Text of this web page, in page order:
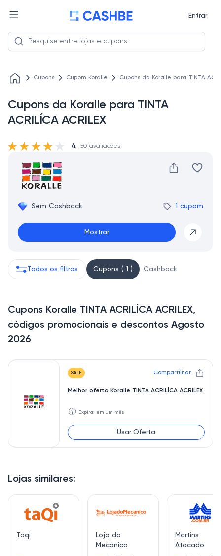
Entrar
Cupons Cupom Koralle Cupons da Koralle para TINTA
Cupons da Koralle para TINTA
ACRILÍCA ACRILEX
Sem Cashback 1 cupom
Mostrar
4 50 avaliações
Lojas similares:
Taqi
Loja do
Mecanico
Martins
Atacado
Todos os filtros Cupons ( 1 ) Cashback
Cupons Koralle TINTA ACRILÍCA ACRILEX,
códigos promocionais e descontos Agosto
2026
SALE Compartilhar
Melhor oferta Koralle TINTA ACRILÍCA ACRILEX
🕥 Expira: em um mês
Usar Oferta